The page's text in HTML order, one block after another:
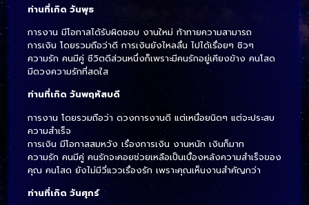
ท่านที่เกิด วันพุธ
การงาน มีโอกาสได้รับผิดชอบ งานใหม่ ท้าทายความสามารถ
การเงิน โดยรวมถือว่าดี การเงินยังไหลลื่น ไปได้เรื่อยๆ ชิวๆ
ความรัก คนมีคู่ ชีวิตดีส่วนหนึ่งก็เพราะมีคนรักอยู่เคียงข้าง คนโสด
มีดวงความรักที่สดใส
ท่านที่เกิด วันพฤหัสบดี
การงาน โดยรวมถือว่า ดวงการงานดี แต่เหนื่อยนิดๆ แต่จะประสบ
ความสำเร็จ
การเงิน มีโอกาสสมหวัง เรื่องการเงิน งานหนัก เงินก็มาก
ความรัก คนมีคู่ คนรักจะคอยช่วยเหลือเป็นเบื้องหลังความสำเร็จของ
คุณ คนโสด ยังไม่มีวี่แววเรื่องรัก เพราะคุณเห็นงานสำคัญกว่า
ท่านที่เกิด วันศุกร์